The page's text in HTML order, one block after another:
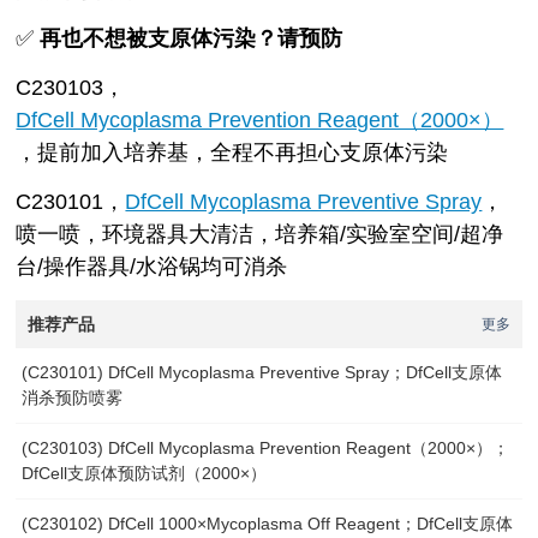
✅再也不想被支原体污染？请预防
C230103，
DfCell Mycoplasma Prevention Reagent（2000×）
，提前加入培养基，全程不再担心支原体污染
C230101， DfCell Mycoplasma Preventive Spray ，
喷一喷，环境器具大清洁，培养箱/实验室空间/超净
台/操作器具/水浴锅均可消杀
推荐产品 更多
(C230101) DfCell Mycoplasma Preventive Spray；DfCell支原体
消杀预防喷雾
(C230103) DfCell Mycoplasma Prevention Reagent（2000×）；
DfCell支原体预防试剂（2000×）
(C230102) DfCell 1000×Mycoplasma Off Reagent；DfCell支原体